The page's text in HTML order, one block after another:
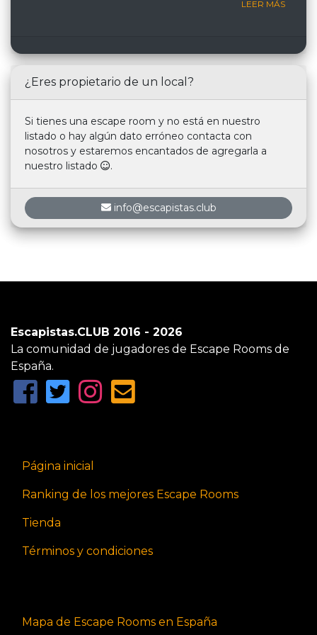
LEER MÁS
¿Eres propietario de un local?
Si tienes una escape room y no está en nuestro
listado o hay algún dato erróneo contacta con
nosotros y estaremos encantados de agregarla a
nuestro listado
.
info@escapistas.club
Escapistas.CLUB 2016 - 2026
La comunidad de jugadores de Escape Rooms de
España.
Página inicial
Ranking de los mejores Escape Rooms
Tienda
Términos y condiciones
Mapa de Escape Rooms en España